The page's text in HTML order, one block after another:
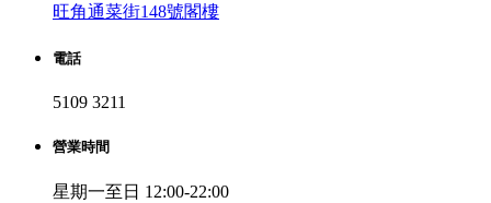
旺角通菜街148號閣樓
電話
5109 3211
營業時間
星期一至日 12:00-22:00